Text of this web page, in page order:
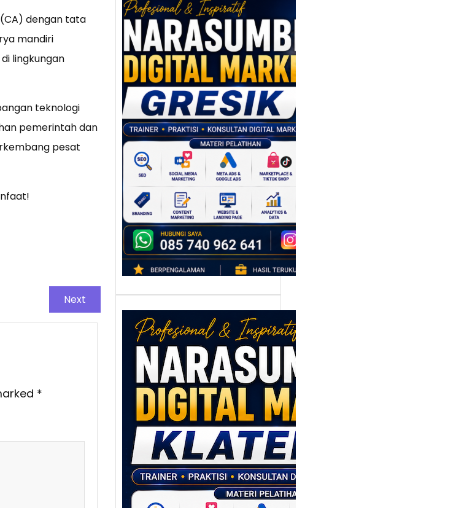
dengan tata
mandiri
lingkungan
teknologi
pemerintah dan
pesat
Next
*
Narasumber
Digital Marketing
Gresik:
Meningkatkan
Daya Saing SDM
dan Bisnis di Era
Transformasi
Digital
Perkembangan dunia
industri tidak hanya
mengubah cara
perusahaan
memproduksi barang,…
Narasumber
Digital Marketing
Klaten: Membantu
UMKM dan SDM
Lokal Naik Kelas
Melalui Strategi
Digital